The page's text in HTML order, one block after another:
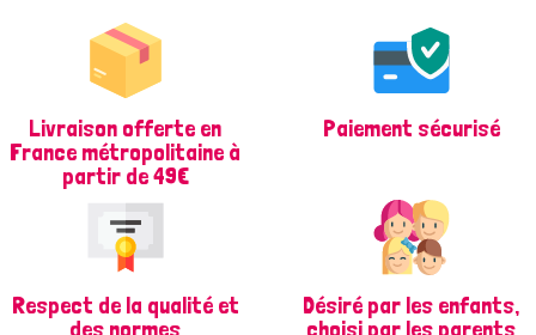
Livraison offerte en
France métropolitaine à
partir de 49€
Paiement sécurisé
Respect de la qualité et
Désiré par les enfants,